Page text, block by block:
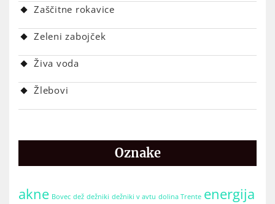
Zaščitne rokavice
Zeleni zabojček
Živa voda
Žlebovi
Oznake
akne Bovec dež dežniki dežniki v avtu dolina Trente energija